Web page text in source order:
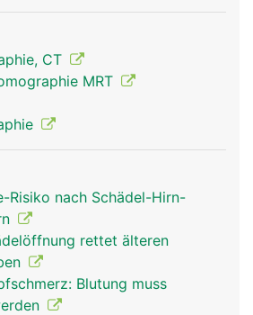
CT
MRT
Risiko nach Schädel-Hirn-
rettet älteren
Blutung muss